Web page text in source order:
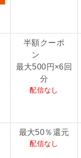
半額クーポ
ン
最大500円×6回
分
配信なし
最大50％還元
配信なし